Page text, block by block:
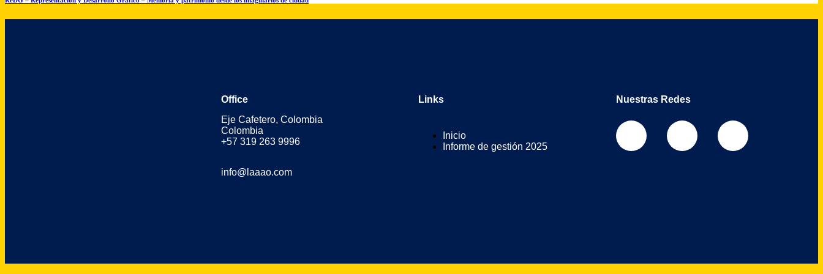
Office
Eje Cafetero, Colombia
Colombia
+57 319 263 9996
info@laaao.com
Links
Inicio
Informe de gestión 2025
Nuestras Redes